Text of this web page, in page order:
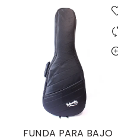
FUNDA PARA BAJO